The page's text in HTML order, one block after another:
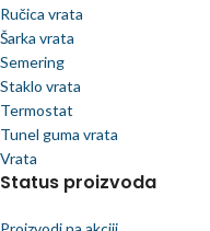
Ručica vrata
Šarka vrata
Semering
Staklo vrata
Termostat
Tunel guma vrata
Vrata
Status proizvoda